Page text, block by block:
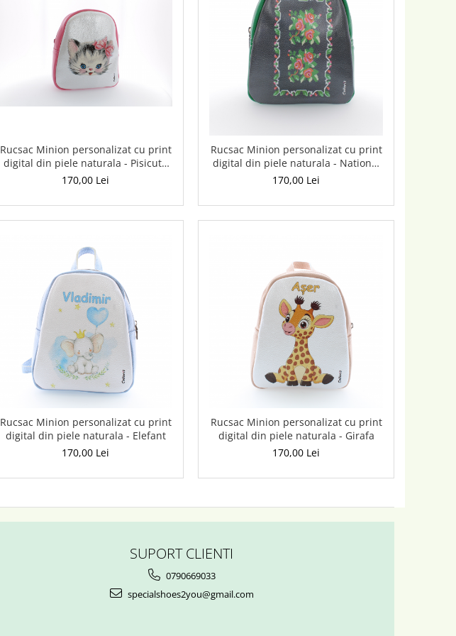
Rucsac Minion personalizat cu print
digital din piele naturala - Pisicuta
cu fundita
170,00 Lei
Rucsac Minion personalizat cu print
digital din piele naturala - National
3
170,00 Lei
Rucsac Minion personalizat cu print
digital din piele naturala - Elefant
170,00 Lei
Rucsac Minion personalizat cu print
digital din piele naturala - Girafa
170,00 Lei
SUPORT CLIENTI
0790669033
specialshoes2you@gmail.com